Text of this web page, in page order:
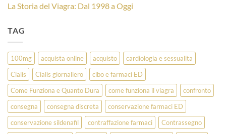
La Storia del Viagra: Dal 1998 a Oggi
TAG
100mg acquista online acquisto
cardiologia e sessualita
Cialis
Cialis giornaliero
cibo e farmaci ED
Come Funziona e Quanto Dura
come funziona il viagra
confronto
consegna
consegna discreta
conservazione farmaci ED
conservazione sildenafil
contraffazione farmaci
Contrassegno